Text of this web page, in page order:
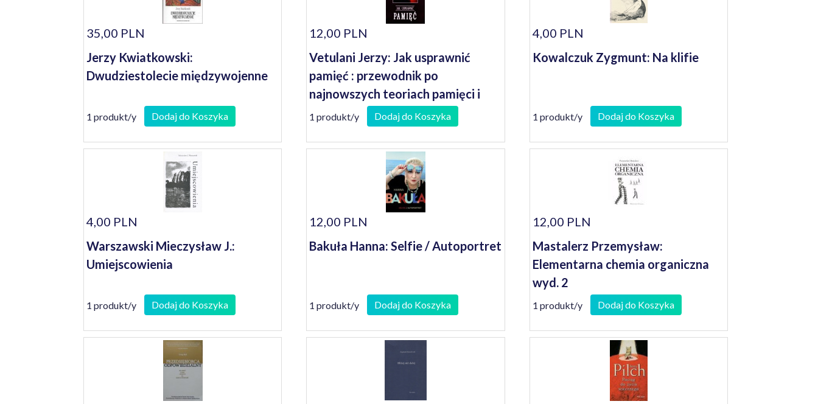
35,00 PLN
Jerzy Kwiatkowski:
Dwudziestolecie międzywojenne
1 produkt/y Dodaj do Koszyka
12,00 PLN
Vetulani Jerzy: Jak usprawnić
pamięć : przewodnik po
najnowszych teoriach pamięci i
osiągnięciach farmakologii na polu
walki z niedostatkami naszych
czynności intelektualnych
1 produkt/y Dodaj do Koszyka
4,00 PLN
Kowalczuk Zygmunt: Na klifie
1 produkt/y Dodaj do Koszyka
4,00 PLN
Warszawski Mieczysław J.:
Umiejscowienia
1 produkt/y Dodaj do Koszyka
12,00 PLN
Bakuła Hanna: Selfie / Autoportret
1 produkt/y Dodaj do Koszyka
12,00 PLN
Mastalerz Przemysław:
Elementarna chemia organiczna
wyd. 2
1 produkt/y Dodaj do Koszyka